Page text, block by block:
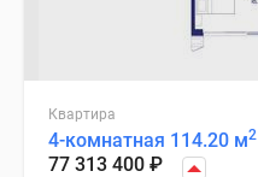
Квартира
4-комнатная 114.20 м2
77 313 400 ₽